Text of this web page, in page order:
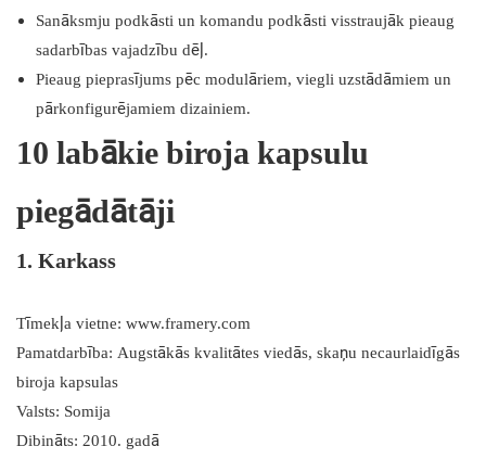
Sanāksmju podkāsti un komandu podkāsti visstraujāk pieaug
sadarbības vajadzību dēļ.
Pieaug pieprasījums pēc modulāriem, viegli uzstādāmiem un
pārkonfigurējamiem dizainiem.
10 labākie biroja kapsulu
piegādātāji
1. Karkass
Tīmekļa vietne: www.framery.com
Pamatdarbība: Augstākās kvalitātes viedās, skaņu necaurlaidīgās
biroja kapsulas
Valsts: Somija
Dibināts: 2010. gadā